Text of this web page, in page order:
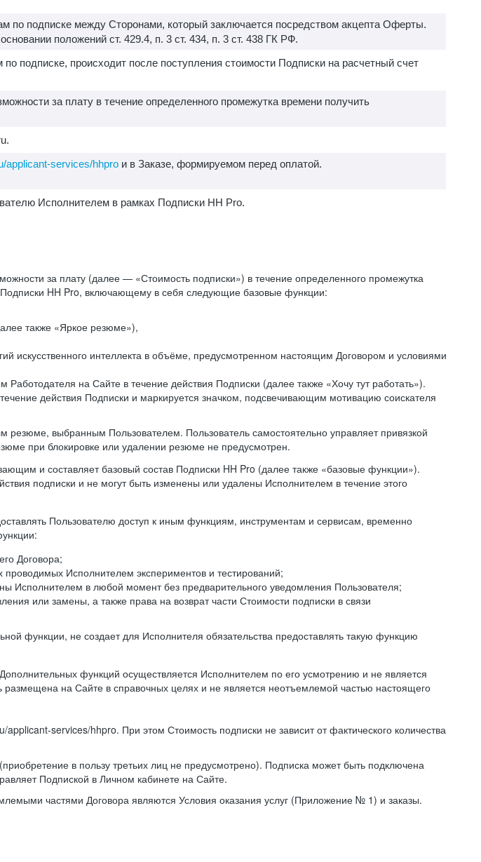
по подписке между Сторонами, который заключается посредством акцепта Оферты.
положений ст. 429.4, п. 3 ст. 434, п. 3 ст. 438 ГК РФ.
подписке, происходит после поступления стоимости Подписки на расчетный счет
за плату в течение определенного промежутка времени получить
applicant-services/hhpro и в Заказе, формируемом перед оплатой.
Исполнителем в рамках Подписки HH Pro.
за плату (далее — «Стоимость подписки») в течение определенного промежутка
HH Pro, включающему в себя следующие базовые функции:
также «Яркое резюме»),
искусственного интеллекта в объёме, предусмотренном настоящим Договором и условиями
на Сайте в течение действия Подписки (далее также «Хочу тут работать»).
действия Подписки и маркируется значком, подсвечивающим мотивацию соискателя
выбранным Пользователем. Пользователь самостоятельно управляет привязкой
при блокировке или удалении резюме не предусмотрен.
и составляет базовый состав Подписки HH Pro (далее также «базовые функции»).
подписки и не могут быть изменены или удалены Исполнителем в течение этого
Пользователю доступ к иным функциям, инструментам и сервисам, временно
Договора;
Исполнителем экспериментов и тестирований;
Исполнителем в любой момент без предварительного уведомления Пользователя;
или замены, а также права на возврат части Стоимости подписки в связи
функции, не создает для Исполнителя обязательства предоставлять такую функцию
функций осуществляется Исполнителем по его усмотрению и не является
на Сайте в справочных целях и не является неотъемлемой частью настоящего
services/hhpro. При этом Стоимость подписки не зависит от фактического количества
в пользу третьих лиц не предусмотрено). Подписка может быть подключена
Подпиской в Личном кабинете на Сайте.
частями Договора являются Условия оказания услуг (Приложение № 1) и заказы.